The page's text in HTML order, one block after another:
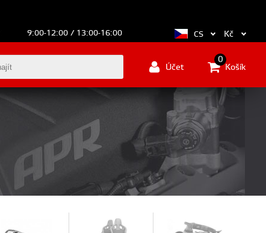
9:00-12:00 / 13:00-16:00 CS Kč
Účet Košík
0